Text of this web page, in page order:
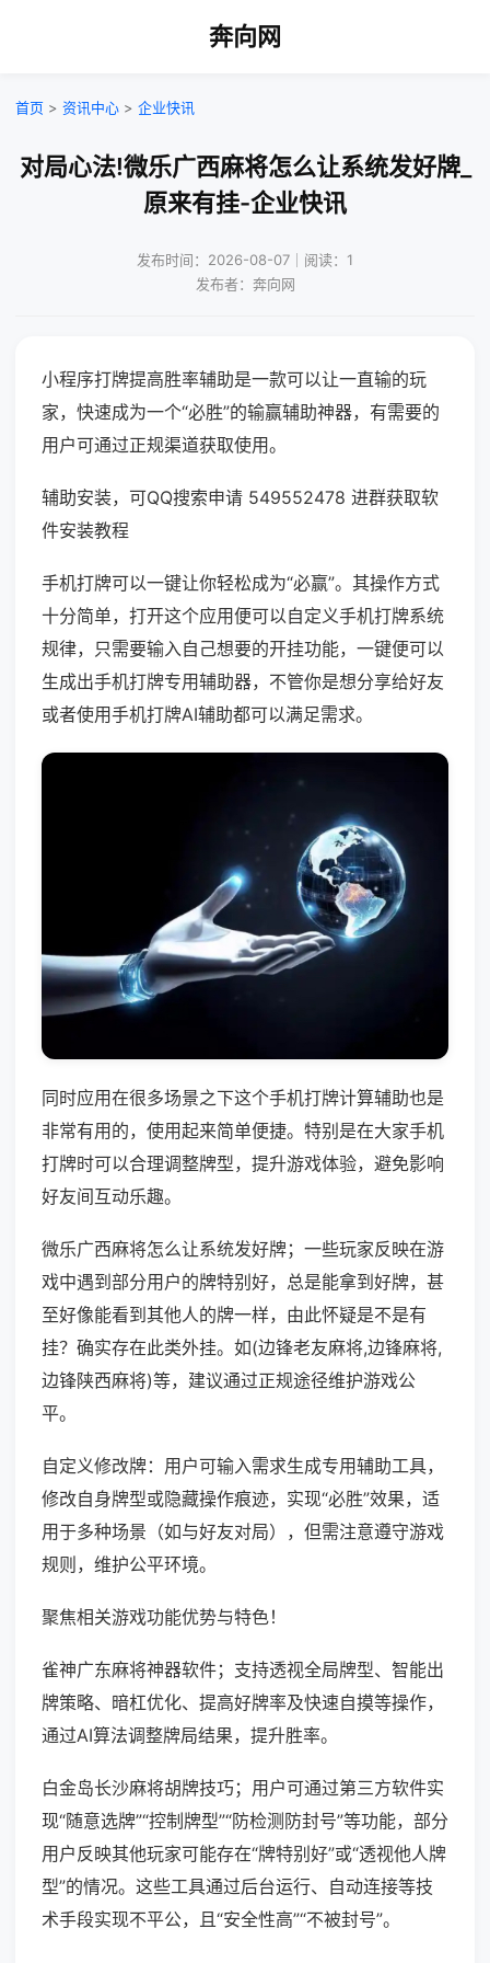
奔向网
首页 > 资讯中心 > 企业快讯
对局心法!微乐广西麻将怎么让系统发好牌_
原来有挂-企业快讯
发布时间：2026-08-07｜阅读：1
发布者：奔向网
小程序打牌提高胜率辅助是一款可以让一直输的玩
家，快速成为一个“必胜”的输赢辅助神器，有需要的
用户可通过正规渠道获取使用。
辅助安装，可QQ搜索申请 549552478 进群获取软
件安装教程
手机打牌可以一键让你轻松成为“必赢”。其操作方式
十分简单，打开这个应用便可以自定义手机打牌系统
规律，只需要输入自己想要的开挂功能，一键便可以
生成出手机打牌专用辅助器，不管你是想分享给好友
或者使用手机打牌AI辅助都可以满足需求。
同时应用在很多场景之下这个手机打牌计算辅助也是
非常有用的，使用起来简单便捷。特别是在大家手机
打牌时可以合理调整牌型，提升游戏体验，避免影响
好友间互动乐趣。
微乐广西麻将怎么让系统发好牌；一些玩家反映在游
戏中遇到部分用户的牌特别好，总是能拿到好牌，甚
至好像能看到其他人的牌一样，由此怀疑是不是有
挂？确实存在此类外挂。如(边锋老友麻将,边锋麻将,
边锋陕西麻将)等，建议通过正规途径维护游戏公
平。
自定义修改牌：用户可输入需求生成专用辅助工具，
修改自身牌型或隐藏操作痕迹，实现“必胜”效果，适
用于多种场景（如与好友对局），但需注意遵守游戏
规则，维护公平环境。
聚焦相关游戏功能优势与特色！
雀神广东麻将神器软件；支持透视全局牌型、智能出
牌策略、暗杠优化、提高好牌率及快速自摸等操作，
通过AI算法调整牌局结果，提升胜率。
白金岛长沙麻将胡牌技巧；用户可通过第三方软件实
现“随意选牌”“控制牌型”“防检测防封号”等功能，部分
用户反映其他玩家可能存在“牌特别好”或“透视他人牌
型”的情况。这些工具通过后台运行、自动连接等技
术手段实现不平公，且“安全性高”“不被封号”。